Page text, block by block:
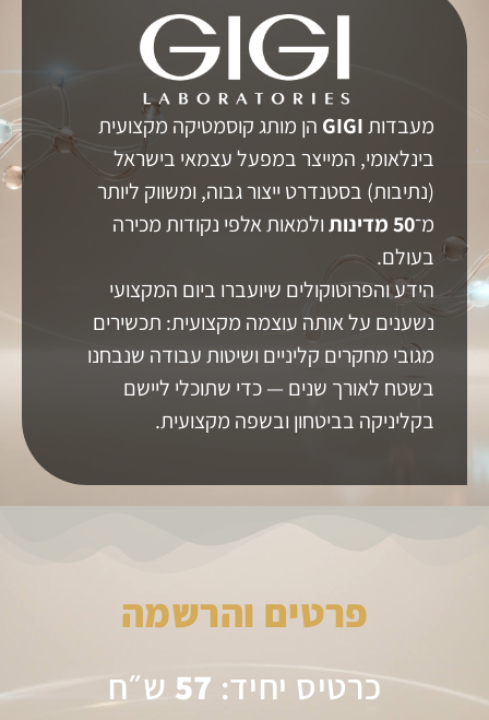
מעבדותGIGI הן מותג קוסמטיקה מקצועית
בינלאומי, המייצר במפעל עצמאי בישראל
(נתיבות) בסטנדרט ייצור גבוה, ומשווק ליותר
מ־50מדינותולמאות אלפי נקודות מכירה
בעולם.
הידע והפרוטוקולים שיועברו ביום המקצועי
נשענים על אותה עוצמה מקצועית: תכשירים
מגובי מחקרים קליניים ושיטות עבודה שנבחנו
בשטח לאורך שנים — כדי שתוכלי ליישם
בקליניקה בביטחון ובשפה מקצועית.
פרטים והרשמה
כרטיס יחיד: 57 ש״ח